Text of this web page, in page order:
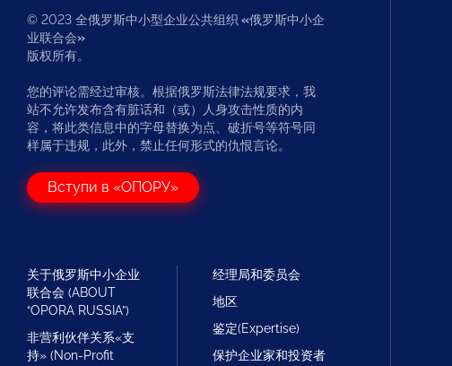
© 2023 全俄罗斯中小型企业公共组织 «俄罗斯中小企
业联合会»
版权所有。
您的评论需经过审核。根据俄罗斯法律法规要求，我
站不允许发布含有脏话和（或）人身攻击性质的内
容，将此类信息中的字母替换为点、破折号等符号同
样属于违规，此外，禁止任何形式的仇恨言论。
Вступи в «ОПОРУ»
关于俄罗斯中小企业
联合会 (ABOUT
“OPORA RUSSIA”)
非营利伙伴关系«支
持» (Non-Profit
经理局和委员会
地区
鉴定(Expertise)
保护企业家和投资者